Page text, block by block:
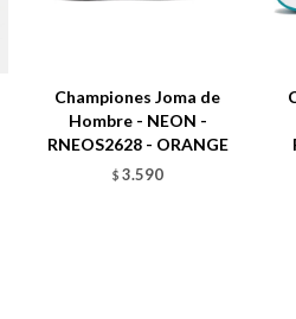
Championes Joma de
Hombre - NEON -
RNEOS2628 - ORANGE
$ 3.590